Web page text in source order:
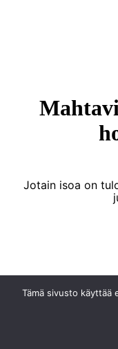
Jotain isoa on
Proudly powered by
Tämä sivusto käyttää